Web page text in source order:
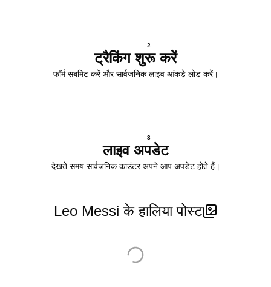
2
ट्रैकिंग शुरू करें
फॉर्म सबमिट करें और सार्वजनिक लाइव आंकड़े लोड करें।
3
लाइव अपडेट
देखते समय सार्वजनिक काउंटर अपने आप अपडेट होते हैं।
Leo Messi के हालिया पोस्ट